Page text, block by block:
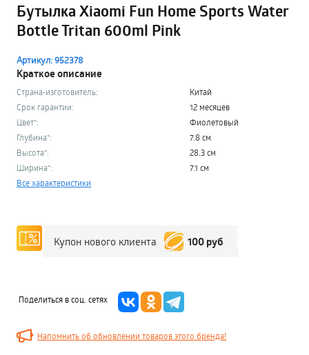
Бутылка Xiaomi Fun Home Sports Water
Bottle Tritan 600ml Pink
Артикул: 952378
Краткое описание
Страна-изготовитель:
Китай
Срок гарантии:
12 месяцев
Цвет*:
Фиолетовый
Глубина*:
7.8 см
Высота*:
28.3 см
Ширина*:
7.1 см
Все характеристики
Купон нового клиента 100 руб
Поделиться в соц. сетях
Напомнить об обновлении товаров этого бренда!